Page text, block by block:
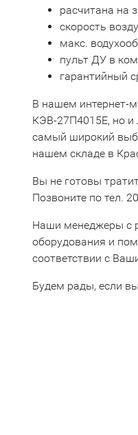
расчитана на
скорость
макс.
пульт ДУ в
гарантийный
В нашем интернет-
КЭВ-27П4015Е, но и
самый широкий
нашем складе в
Вы не готовы
Позвоните по тел.
Наши менеджеры с
оборудования и
соответствии с
Будем рады, если